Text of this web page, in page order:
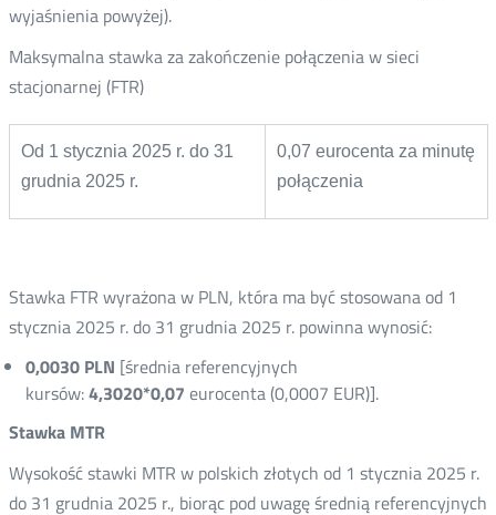
wyjaśnienia powyżej).
Maksymalna stawka za zakończenie połączenia w sieci
stacjonarnej (FTR)
Od 1 stycznia 2025 r. do 31
grudnia 2025 r.
0,07 eurocenta za minutę
połączenia
Stawka FTR wyrażona w PLN, która ma być stosowana od 1
stycznia 2025 r. do 31 grudnia 2025 r. powinna wynosić:
0,0030 PLN [średnia referencyjnych
kursów:4,3020*0,07 eurocenta (0,0007 EUR)].
Stawka MTR
Wysokość stawki MTR w polskich złotych od 1 stycznia 2025 r.
do 31 grudnia 2025 r., biorąc pod uwagę średnią referencyjnych